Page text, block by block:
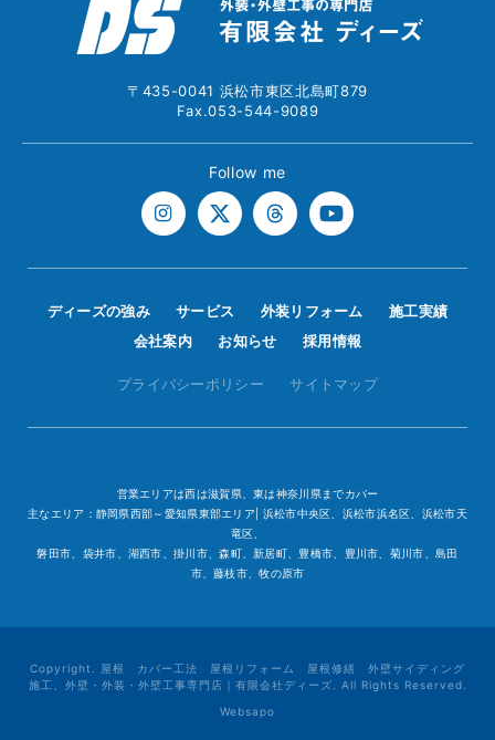
〒435-0041 浜松市東区北島町879
Fax.053-544-9089
Follow me
ディーズの強み サービス 外装リフォーム
施工実績
会社案内
お知らせ 採用情報
プライバシーポリシー サイトマップ
営業エリアは西は滋賀県、東は神奈川県までカバー
主なエリア：静岡県西部～愛知県東部エリア| 浜松市中央区、浜松市浜名区、浜松市天
竜区、
磐田市、袋井市、湖西市、掛川市、森町、新居町、豊橋市、豊川市、菊川市、島田
市、藤枝市、牧の原市
Copyright. 屋根 カバー工法 屋根リフォーム 屋根修繕 外壁サイディング
施工、外壁・外装・外壁工事専門店｜有限会社ディーズ. All Rights Reserved.
Websapo